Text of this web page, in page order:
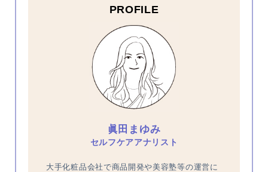
PROFILE
眞田まゆみ
セルフケアアナリスト
大手化粧品会社で商品開発や美容塾等の運営に